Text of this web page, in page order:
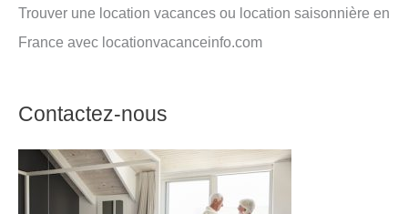
Trouver une location vacances ou location saisonnière en
France avec locationvacanceinfo.com
Contactez-nous